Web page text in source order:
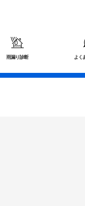
雨漏り診断 よく